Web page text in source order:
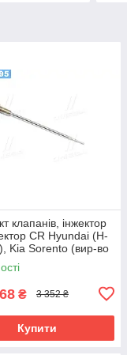
клапанів, інжектор
CR Hyundai (H-
Kia Sorento (вир-во
₴ 3 352 ₴
Купити